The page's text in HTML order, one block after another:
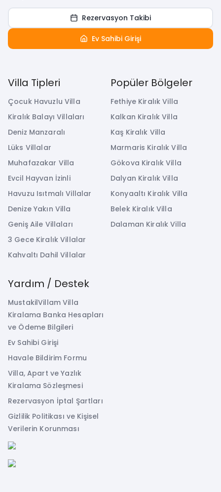
Villa Tipleri
Çocuk Havuzlu Villa
Kiralık Balayı Villaları
Deniz Manzaralı
Lüks Villalar
Muhafazakar Villa
Evcil Hayvan İzinli
Havuzu Isıtmalı Villalar
Denize Yakın Villa
Geniş Aile Villaları
3 Gece Kiralık Villalar
Kahvaltı Dahil Villalar
Popüler Bölgeler
Fethiye Kiralık Villa
Kalkan Kiralık Villa
Kaş Kiralık Villa
Marmaris Kiralık Villa
Gökova Kiralık Villa
Dalyan Kiralık Villa
Konyaaltı Kiralık Villa
Belek Kiralık Villa
Dalaman Kiralık Villa
Yardım / Destek
MustakilVillam Villa
Kiralama Banka Hesapları
ve Ödeme Bilgileri
Ev Sahibi Girişi
Havale Bildirim Formu
Villa, Apart ve Yazlık
Kiralama Sözleşmesi
Rezervasyon İptal Şartları
Gizlilik Politikası ve Kişisel
Verilerin Korunması
Rezervasyon Takibi
Ev Sahibi Girişi